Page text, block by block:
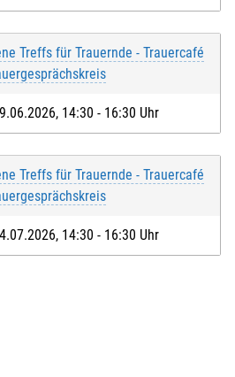
Treffs für Trauernde - Trauercafé
14:30 - 16:30 Uhr
Treffs für Trauernde - Trauercafé
14:30 - 16:30 Uhr